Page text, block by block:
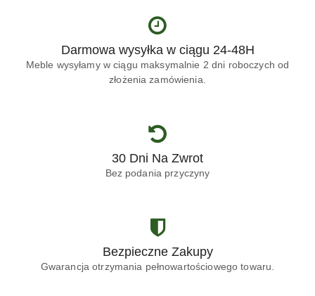
Darmowa wysyłka w ciągu 24-48H
Meble wysyłamy w ciągu maksymalnie 2 dni roboczych od
złożenia zamówienia.
30 Dni Na Zwrot
Bez podania przyczyny
Bezpieczne Zakupy
Gwarancja otrzymania pełnowartościowego towaru.